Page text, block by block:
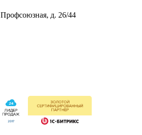
д. 26/44